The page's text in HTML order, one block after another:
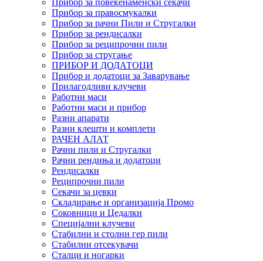
Прибор за правосмукалки
Прибор за рачни Пили и Стругалки
Прибор за рендисалки
Прибор за реципрочни пили
Прибор за стругање
ПРИБОР И ДОДАТОЦИ
Прибор и додатоци за Заварување
Прилагодливи клучеви
Работни маси
Работни маси и прибор
Разни апарати
Разни клешти и комплети
РАЧЕН АЛАТ
Рачни пили и Стругалки
Рачни рендиња и додатоци
Рендисалки
Реципрочни пили
Секачи за цевки
Складирање и организација Промо
Соковници и Цедалки
Специјални клучеви
Стабилни и столни гер пили
Стабилни отсекувачи
Сталци и ногарки